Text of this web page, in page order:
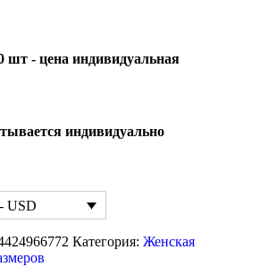
шт - цена индивидуальная
индивидуально
USD
Категория: Женская